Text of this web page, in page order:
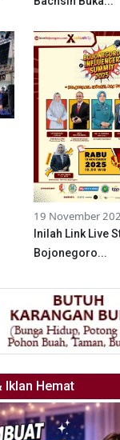
19 November
Inilah Link Live
Bojonegoro...
Iklan Hemat